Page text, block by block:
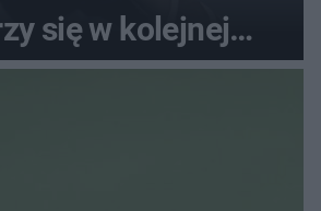
się w kolejnej
rundzie?